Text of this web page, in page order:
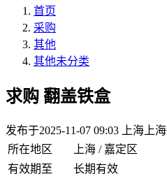
首页
采购
其他
其他未分类
求购 翻盖铁盒
发布于2025-11-07 09:03
上海上
所在地区
上海 / 嘉定区
有效期至
长期有效